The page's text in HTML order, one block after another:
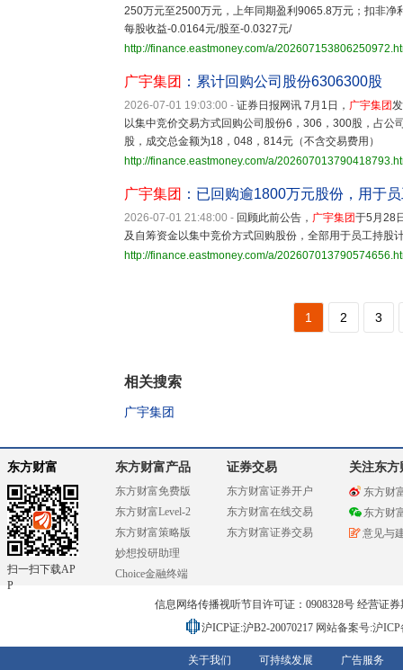
250万元至2500万元，上年同期盈利9065.8万元；扣非
每股收益-0.0164元/股至-0.0327元/
http://finance.eastmoney.com/a/
广宇集团 ：累计回购公司股份6306300股
2026-07-01 19:03:00 - 证券日报网讯 7月1日， 广宇集团
以集中竞价交易方式回购公司股份6，306，300股，占
股，成交总金额为18，048，814元（不含交易费用）
http://finance.eastmoney.com/a/
广宇集团 ：已回购逾1800万元股份，用于
2026-07-01 21:48:00 - 回顾此前公告， 广宇集团于5月28
及自筹资金以集中竞价方式回购股份，全部用于员工持股
http://finance.eastmoney.com/a/
1 2 3
相关搜索
广宇集团
东方财富
扫一扫下载AP
P
东方财富产品
东方财富免费版
东方财富Level-2
东方财富策略版
妙想投研助理
Choice金融终端
证券交易
东方财富证券开户
东方财富在线交易
东方财富证券交易
关注东方
东方财
东方财
意见与
信息网络传播视听节目许可证：0908328号 经营证
沪ICP证:沪B2-20070217 网站备案号:沪
关于我们 可持续发展 广告服务